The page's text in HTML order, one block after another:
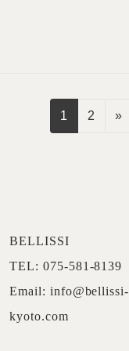
固
1
固
2 »
BELLISSI
TEL: 075-581-8139
Email: info@bellissi-
kyoto.com